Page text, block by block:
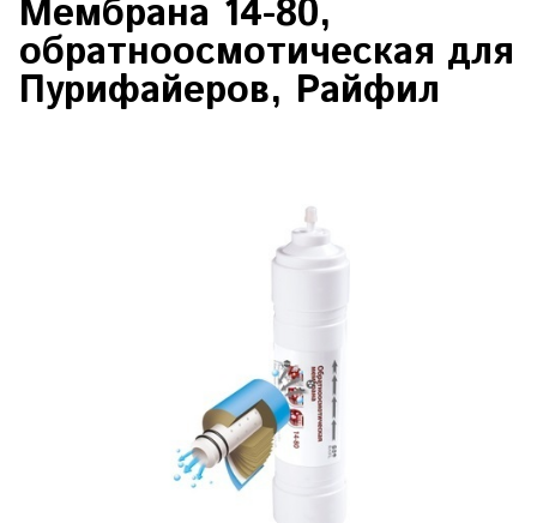
Мембрана 14-80,
обратноосмотическая для
Пурифайеров, Райфил